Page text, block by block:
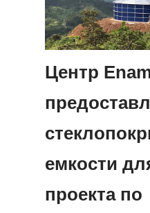
Центр
емкости
проекта по